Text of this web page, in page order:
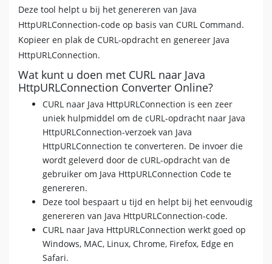
Deze tool helpt u bij het genereren van Java
HttpURLConnection-code op basis van CURL Command.
Kopieer en plak de CURL-opdracht en genereer Java
HttpURLConnection.
Wat kunt u doen met CURL naar Java
HttpURLConnection Converter Online?
CURL naar Java HttpURLConnection is een zeer
uniek hulpmiddel om de cURL-opdracht naar Java
HttpURLConnection-verzoek van Java
HttpURLConnection te converteren. De invoer die
wordt geleverd door de cURL-opdracht van de
gebruiker om Java HttpURLConnection Code te
genereren.
Deze tool bespaart u tijd en helpt bij het eenvoudig
genereren van Java HttpURLConnection-code.
CURL naar Java HttpURLConnection werkt goed op
Windows, MAC, Linux, Chrome, Firefox, Edge en
Safari.